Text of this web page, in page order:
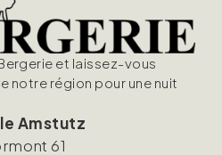
et laissez-vous
notre région pour une nuit
Amstutz
61